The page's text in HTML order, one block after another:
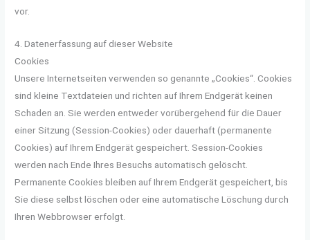
vor.
4. Datenerfassung auf dieser Website
Cookies
Unsere Internetseiten verwenden so genannte „Cookies“. Cookies
sind kleine Textdateien und richten auf Ihrem Endgerät keinen
Schaden an. Sie werden entweder vorübergehend für die Dauer
einer Sitzung (Session-Cookies) oder dauerhaft (permanente
Cookies) auf Ihrem Endgerät gespeichert. Session-Cookies
werden nach Ende Ihres Besuchs automatisch gelöscht.
Permanente Cookies bleiben auf Ihrem Endgerät gespeichert, bis
Sie diese selbst löschen oder eine automatische Löschung durch
Ihren Webbrowser erfolgt.